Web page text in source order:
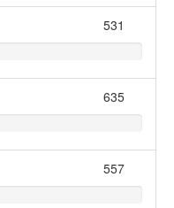
531
635
557